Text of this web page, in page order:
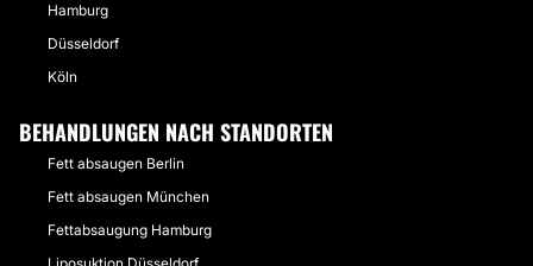
Hamburg
Düsseldorf
Köln
BEHANDLUNGEN NACH STANDORTEN
Fett absaugen Berlin
Fett absaugen München
Fettabsaugung Hamburg